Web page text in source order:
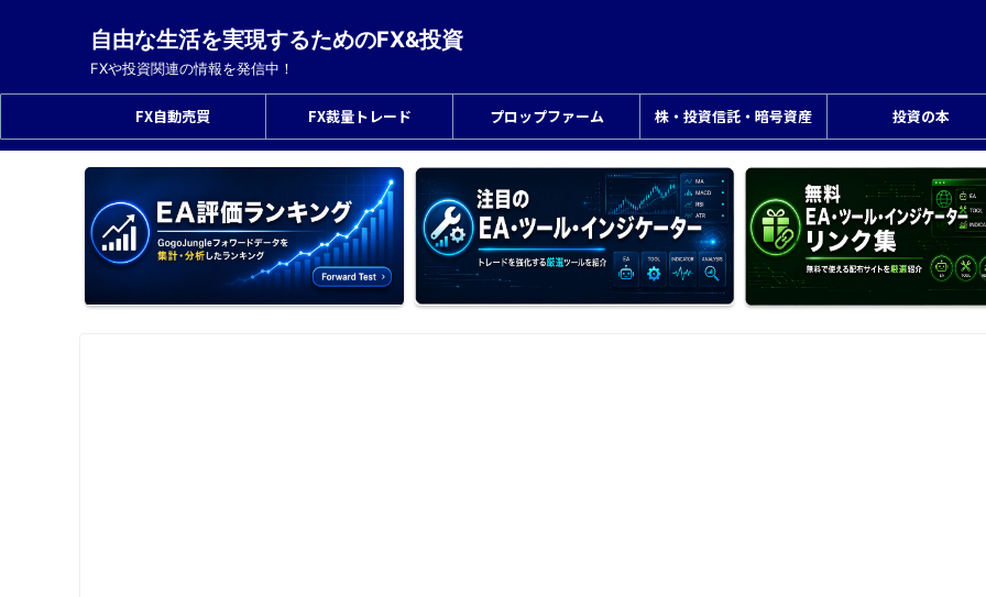
自由な生活を実現するためのFX&投資
FXや投資関連の情報を発信中！
FX自動売買 FX裁量トレード プロップファーム 株・投資信託・暗号資産 投資の本